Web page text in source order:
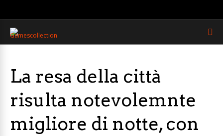
La resa della città
risulta notevolemnte
migliore di notte, con